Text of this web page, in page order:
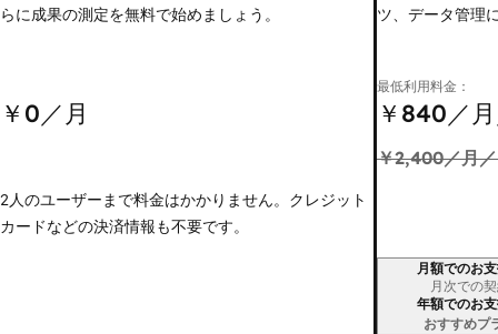
らに成果の測定を無料で始めましょう。
￥0／月
2人のユーザーまで料金はかかりません。クレジット
カードなどの決済情報も不要です。
ツ、データ管理
最低利用料金：
￥840／
￥2,400／月
請求期間月額でのお
月次での
年額でのお
おすすめプ